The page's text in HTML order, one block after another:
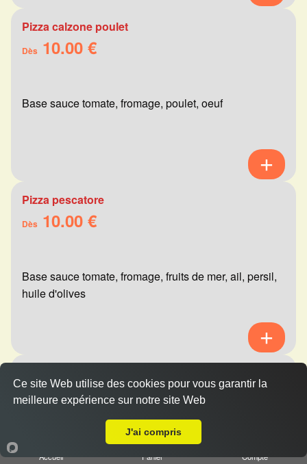
Pizza calzone poulet
Dès 10.00 €
Base sauce tomate, fromage, poulet, oeuf
Pizza pescatore
Dès 10.00 €
Base sauce tomate, fromage, fruits de mer, ail, persil,
huile d'olives
Dès10.00 €
Base sauce tomate, fromage, viande hachée,
Accueil Panier Compte
Ce site Web utilise des cookies pour vous garantir la
meilleure expérience sur notre site Web
J'ai compris